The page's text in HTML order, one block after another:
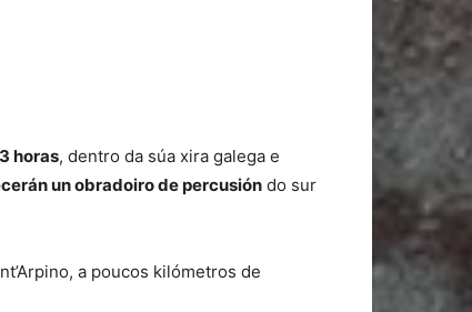
horas, dentro da súa xira galega e
un obradoiro de percusión do sur
a poucos kilómetros de